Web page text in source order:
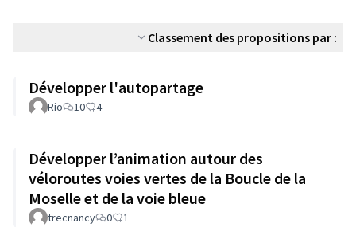
Classement des propositions par :
Développer l'autopartage
Rio 10 4
Développer l’animation autour des
véloroutes voies vertes de la Boucle de la
Moselle et de la voie bleue
trecnancy 0 1